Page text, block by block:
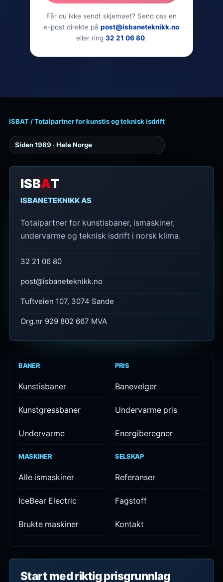
Får du ikke sendt skjemaet? Send oss en
e-post direkte på post@isbaneteknikk.no
eller ring 32 21 06 80.
ISBAT / Totalpartner for kunstis og teknisk isdrift
Siden 1989 · Hele Norge
ISBAT
ISBANETEKNIKK AS
Totalpartner for kunstisbaner, ismaskiner,
undervarme og teknisk isdrift i norsk klima.
32 21 06 80
post@isbaneteknikk.no
Tuftveien 107, 3074 Sande
Org.nr 929 802 667 MVA
BANER
Kunstisbaner
Kunstgressbaner
Undervarme
PRIS
Banevelger
Undervarme pris
Energiberegner
MASKINER
Alle ismaskiner
IceBear Electric
Brukte maskiner
SELSKAP
Referanser
Fagstoff
Kontakt
Start med riktig prisgrunnlag